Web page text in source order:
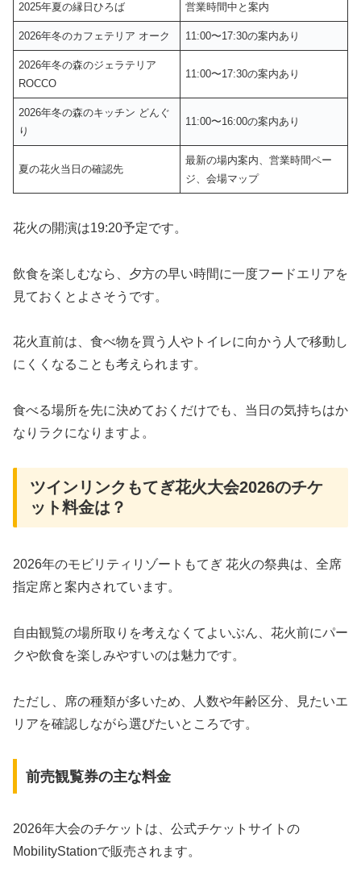
2025年夏の縁日ひろば 営業時間中と案内
2026年冬のカフェテリア オーク 11:00〜17:30の案内あり
2026年冬の森のジェラテリア
ROCCO
11:00〜17:30の案内あり
2026年冬の森のキッチン どんぐ
り
11:00〜16:00の案内あり
夏の花火当日の確認先
最新の場内案内、営業時間ペー
ジ、会場マップ
花火の開演は19:20予定です。
飲食を楽しむなら、夕方の早い時間に一度フードエリアを
見ておくとよさそうです。
花火直前は、食べ物を買う人やトイレに向かう人で移動し
にくくなることも考えられます。
食べる場所を先に決めておくだけでも、当日の気持ちはか
なりラクになりますよ。
ツインリンクもてぎ花火大会2026のチケ
ット料金は？
2026年のモビリティリゾートもてぎ 花火の祭典は、全席
指定席と案内されています。
自由観覧の場所取りを考えなくてよいぶん、花火前にパー
クや飲食を楽しみやすいのは魅力です。
ただし、席の種類が多いため、人数や年齢区分、見たいエ
リアを確認しながら選びたいところです。
前売観覧券の主な料金
2026年大会のチケットは、公式チケットサイトの
MobilityStationで販売されます。